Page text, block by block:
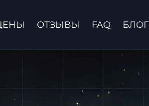
ОТЗЫВЫ FAQ БЛОГ